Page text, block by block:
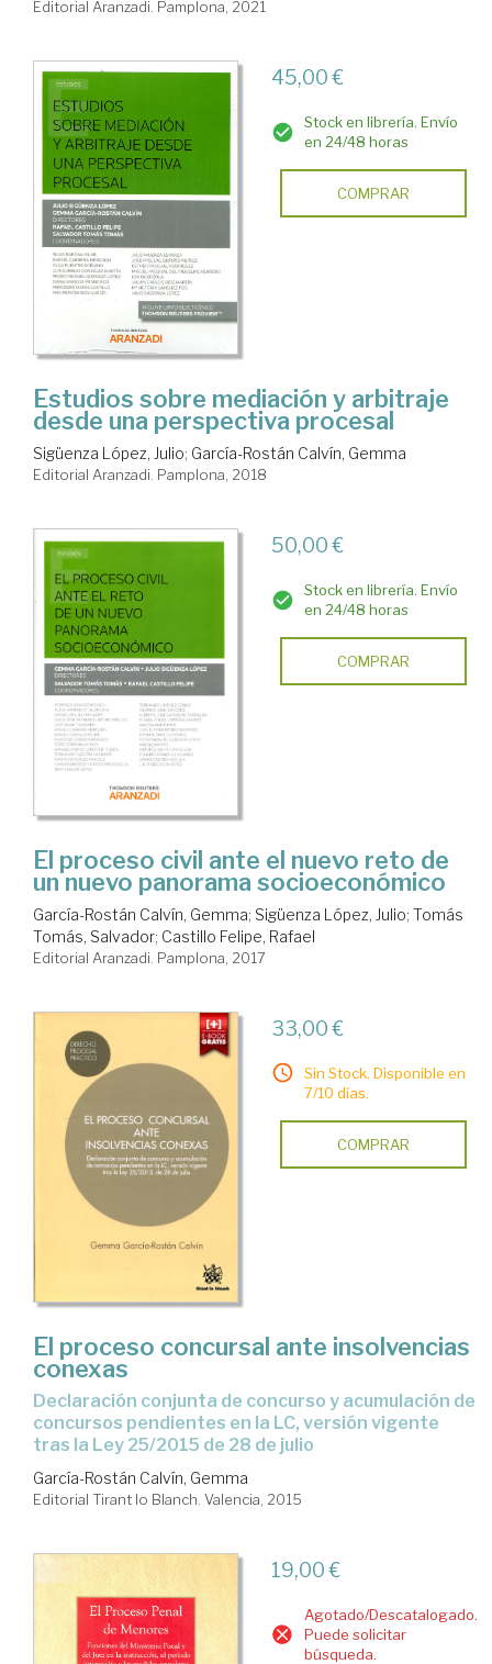
Editorial Aranzadi. Pamplona, 2021
45,00 €
Stock en librería. Envío
en 24/48 horas
COMPRAR
Estudios sobre mediación y arbitraje
desde una perspectiva procesal
Sigüenza López, Julio; García-Rostán Calvín, Gemma
Editorial Aranzadi. Pamplona, 2018
50,00 €
Stock en librería. Envío
en 24/48 horas
COMPRAR
El proceso civil ante el nuevo reto de
un nuevo panorama socioeconómico
García-Rostán Calvín, Gemma; Sigüenza López, Julio; Tomás
Tomás, Salvador; Castillo Felipe, Rafael
Editorial Aranzadi. Pamplona, 2017
33,00 €
Sin Stock. Disponible en
7/10 días.
COMPRAR
El proceso concursal ante insolvencias
conexas
declaración conjunta de concurso y acumulación de
concursos pendientes en la LC, versión vigente
tras la Ley 25/2015 de 28 de julio
García-Rostán Calvín, Gemma
Editorial Tirant lo Blanch. Valencia, 2015
19,00 €
Agotado/Descatalogado.
Puede solicitar
búsqueda.